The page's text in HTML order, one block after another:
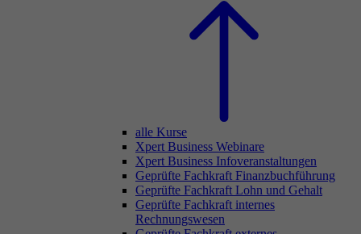
alle Kurse
Xpert Business Webinare
Xpert Business Infoveranstaltungen
Geprüfte Fachkraft Finanzbuchführung
Geprüfte Fachkraft Lohn und Gehalt
Geprüfte Fachkraft internes
Rechnungswesen